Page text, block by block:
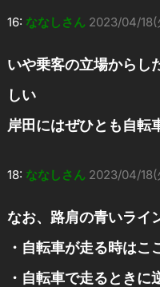
16: ななしさん 2023/04/18(
いや乗客の立場からし
しい
岸田にはぜひとも自転
18: ななしさん 2023/04/18(
なお、路肩の青いライ
・自転車が走る時はこ
・自転車で走るとき